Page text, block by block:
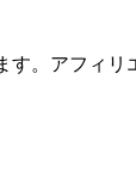
。アフィ